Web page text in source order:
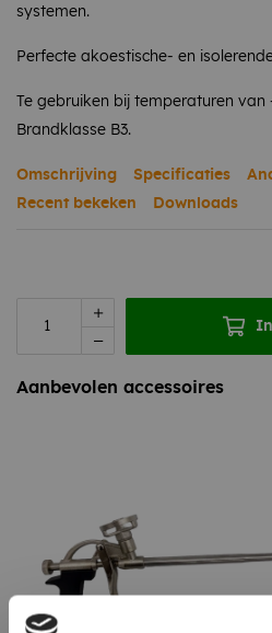
systemen.
Perfecte akoestische- en
Te gebruiken bij temperaturen van
Brandklasse B3.
Omschrijving Specificaties
Recent bekeken
Downloads
Aanbevolen accessoires